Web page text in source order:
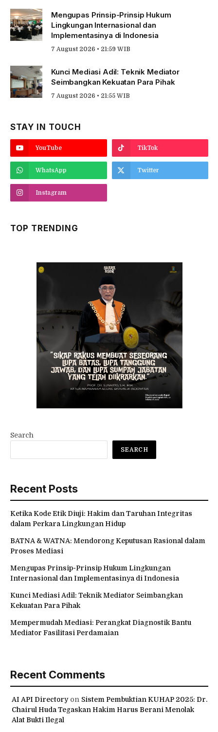
Mengupas Prinsip-Prinsip Hukum
Lingkungan Internasional dan
Implementasinya di Indonesia
7 August 2026 • 21:59 WIB
Kunci Mediasi Adil: Teknik Mediator
Seimbangkan Kekuatan Para Pihak
7 August 2026 • 21:55 WIB
STAY IN TOUCH
YouTube TikTok
WhatsApp Twitter
Instagram
TOP TRENDING
Search
SEARCH
Recent Posts
Ketika Kode Etik Diuji: Hakim dan Taruhan Integritas
dalam Perkara Lingkungan Hidup
BATNA & WATNA: Mendorong Keputusan Rasional dalam
Proses Mediasi
Mengupas Prinsip-Prinsip Hukum Lingkungan
Internasional dan Implementasinya di Indonesia
Kunci Mediasi Adil: Teknik Mediator Seimbangkan
Kekuatan Para Pihak
Mempermudah Mediasi: Perangkat Diagnostik Bantu
Mediator Fasilitasi Perdamaian
Recent Comments
AI API Directoryon Sistem Pembuktian KUHAP 2025: Dr.
Chairul Huda Tegaskan Hakim Harus Berani Menolak
Alat Bukti Ilegal